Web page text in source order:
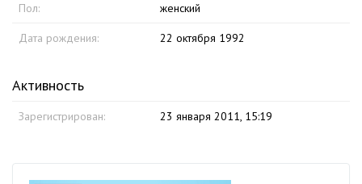
Пол: женский
Дата рождения: 22 октября 1992
Активность
Зарегистрирован: 23 января 2011, 15:19